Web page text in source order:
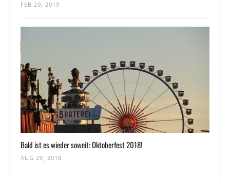
FEB 20, 2019
Bald ist es wieder soweit: Oktoberfest 2018!
AUG 29, 2018